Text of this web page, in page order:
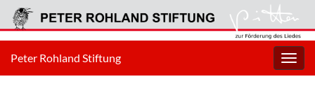
Peter Rohland Stiftung